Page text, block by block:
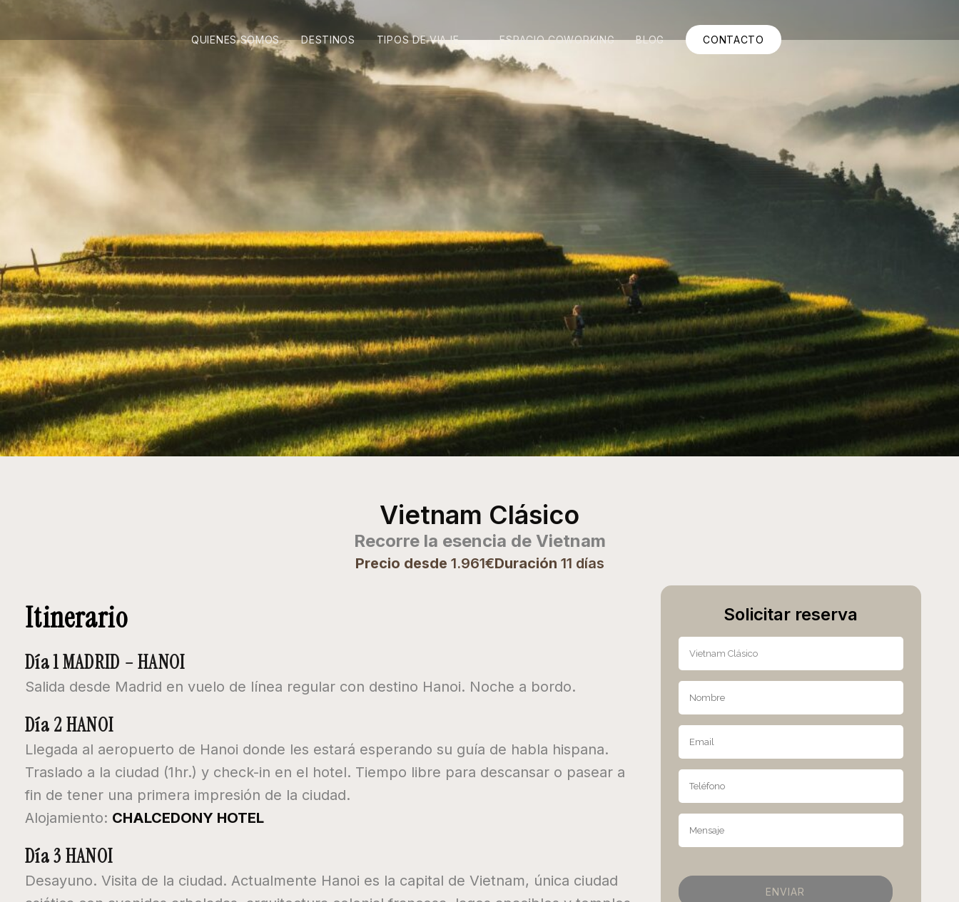
QUIENES SOMOS DESTINOS TIPOS DE VIAJE ESPACIO COWORKING BLOG CONTACTO
Vietnam Clásico
Recorre la esencia de Vietnam
Precio desde 1.961€Duración 11 días
Itinerario
Día 1 MADRID – HANOI
Salida desde Madrid en vuelo de línea regular con destino Hanoi. Noche a bordo.
Día 2 HANOI
Llegada al aeropuerto de Hanoi donde les estará esperando su guía de habla hispana.
Traslado a la ciudad (1hr.) y check-in en el hotel. Tiempo libre para descansar o pasear a
fin de tener una primera impresión de la ciudad.
Alojamiento: CHALCEDONY HOTEL
Día 3 HANOI
Desayuno. Visita de la ciudad. Actualmente Hanoi es la capital de Vietnam, única ciudad
Solicitar reserva